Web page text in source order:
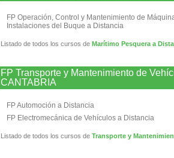
FP Operación, Control y Mantenimiento de
Instalaciones del Buque a Distancia
Listado de todos los cursos de Marítimo Pesquera a
FP Transporte y Mantenimiento de
CANTABRIA
FP Automoción a Distancia
FP Electromecánica de Vehículos a Distancia
Listado de todos los cursos de Transporte y